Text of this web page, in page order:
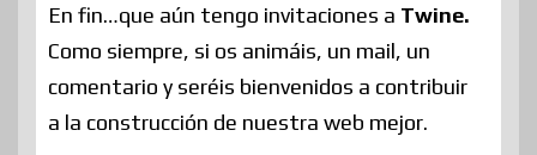
En fin…que aún tengo invitaciones a Twine.
Como siempre, si os animáis, un mail, un
comentario y seréis bienvenidos a contribuir
a la construcción de nuestra web mejor.